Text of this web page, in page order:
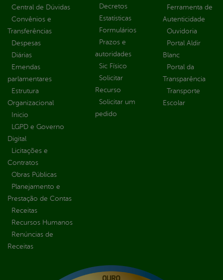
Central de Dúvidas
Convênios e
Transferências
Despesas
Diárias
Emendas
parlamentares
Estrutura
Organizacional
Inicio
LGPD e Governo
Digital
Licitações e
Contratos
Obras Públicas
Planejamento e
Prestação de Contas
Receitas
Recursos Humanos
Renúncias de
Receitas
Decretos
Estatísticas
Formulários
Prazos e
autoridades
Sic Físico
Solicitar
Recurso
Solicitar um
pedido
Ferramenta de
Autenticidade
Ouvidoria
Portal Aldir
Blanc
Portal da
Transparência
Transporte
Escolar